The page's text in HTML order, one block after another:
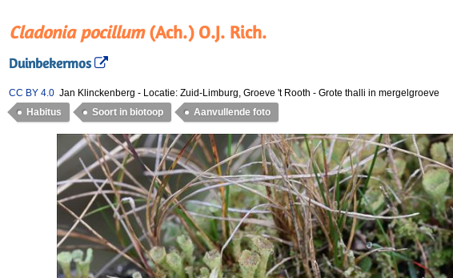
Cladonia pocillum(Ach.) O.J. Rich.
Duinbekermos
CC BY 4.0 Jan Klinckenberg - Locatie: Zuid-Limburg, Groeve 't Rooth - Grote thalli in mergelgroeve
Habitus
Soort in biotoop Aanvullende foto